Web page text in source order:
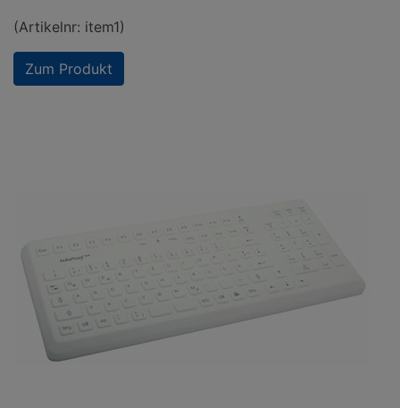
(Artikelnr: item1)
Zum Produkt